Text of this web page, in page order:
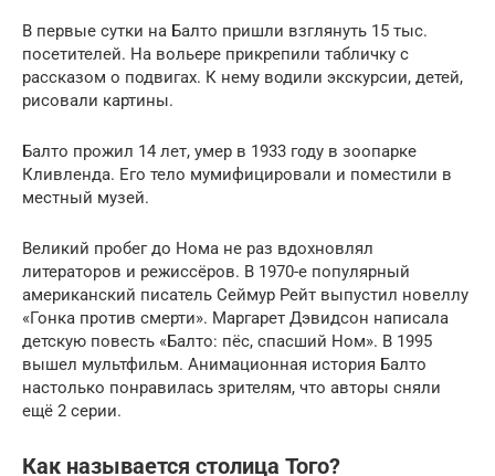
В первые сутки на Балто пришли взглянуть 15 тыс.
посетителей. На вольере прикрепили табличку с
рассказом о подвигах. К нему водили экскурсии, детей,
рисовали картины.
Балто прожил 14 лет, умер в 1933 году в зоопарке
Кливленда. Его тело мумифицировали и поместили в
местный музей.
Великий пробег до Нома не раз вдохновлял
литераторов и режиссёров. В 1970-е популярный
американский писатель Сеймур Рейт выпустил новеллу
«Гонка против смерти». Маргарет Дэвидсон написала
детскую повесть «Балто: пёс, спасший Ном». В 1995
вышел мультфильм. Анимационная история Балто
настолько понравилась зрителям, что авторы сняли
ещё 2 серии.
Как называется столица Того?